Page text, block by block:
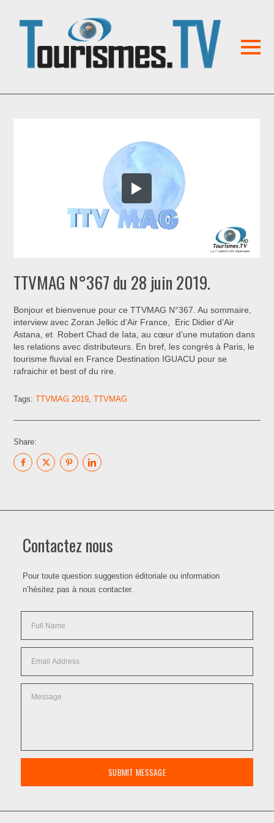
TTVMAG N°367 du 28 juin 2019.
Bonjour et bienvenue pour ce TTVMAG N°367. Au sommaire,
interview avec Zoran Jelkic d’Air France, Eric Didier d’Air
Astana, et Robert Chad de Iata, au cœur d’une mutation dans
les relations avec distributeurs. En bref, les congrès à Paris, le
tourisme fluvial en France Destination IGUACU pour se
rafraichir et best of du rire.
Tags:TTVMAG 2019 ,TTVMAG
Share:
Contactez nous
Pour toute question suggestion éditoriale ou information
n’hésitez pas à nous contacter.
SUBMIT MESSAGE